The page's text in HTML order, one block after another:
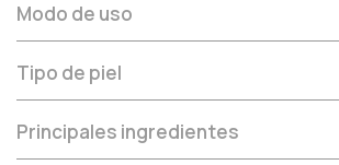
Modo de uso
Tipo de piel
Principales ingredientes